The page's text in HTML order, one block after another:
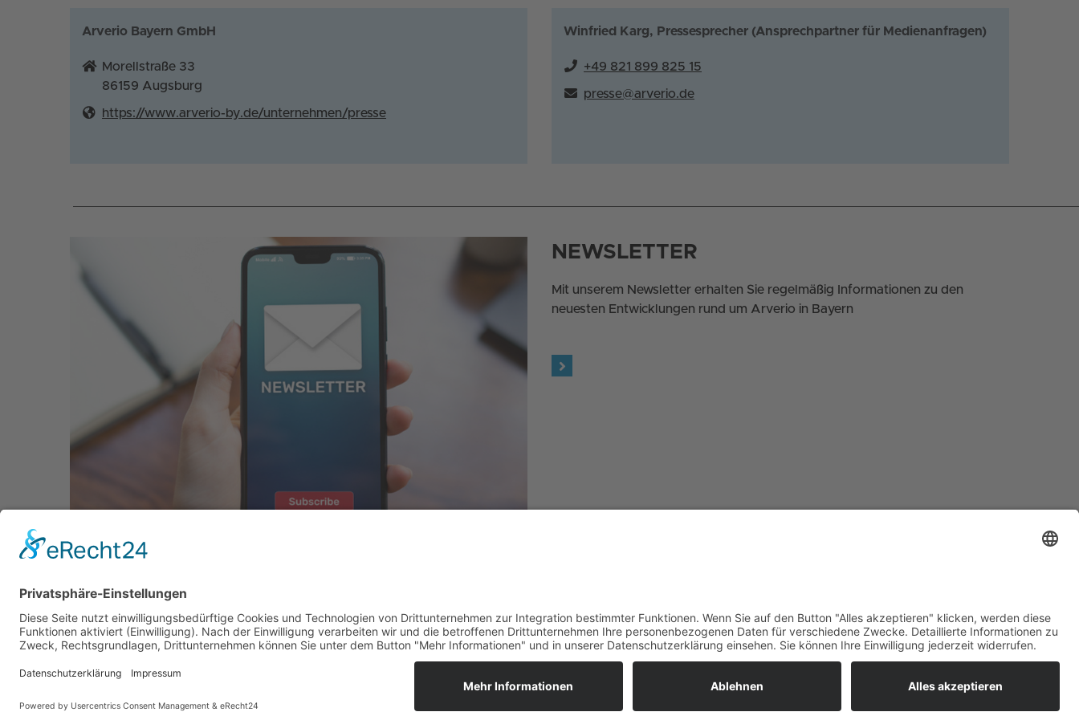
Arverio Bayern GmbH
Morellstraße 33
86159 Augsburg
https://www.arverio-by.de/unternehmen/presse
Winfried Karg, Pressesprecher (Ansprechpartner für Medienanfragen)
+49 821 899 825 15
presse@arverio.de
NEWSLETTER
Mit unserem Newsletter erhalten Sie regelmäßig Informationen zu den
neuesten Entwicklungen rund um Arverio in Bayern
JOBANGEBOTE DEIN WEG IST UNSER ZIEL.